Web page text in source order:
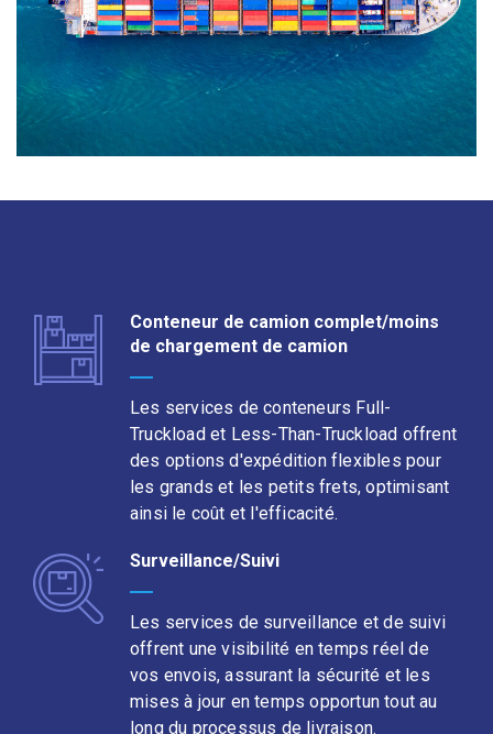
Conteneur de camion complet/moins
de chargement de camion
Les services de conteneurs Full-
Truckload et Less-Than-Truckload offrent
des options d'expédition flexibles pour
les grands et les petits frets, optimisant
ainsi le coût et l'efficacité.
Surveillance/Suivi
Les services de surveillance et de suivi
offrent une visibilité en temps réel de
vos envois, assurant la sécurité et les
mises à jour en temps opportun tout au
long du processus de livraison.